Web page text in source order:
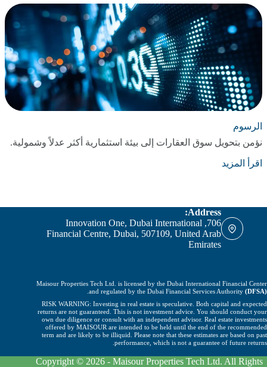
الرسوم
نؤمن بتحويل سوق العقارات إلى بيئة استثمارية أكثر عدلاً وشمولية.
اقرأ المزيد
Address:
706, Innovation One, Dubai International
Financial Centre, Dubai, 507109, United Arab
Emirates
Maisour Properties Tech Ltd. is licensed by the Dubai International Financial Center
and regulated by the Dubai Financial Services Authority (DFSA)
RISK WARNING: Investing in real estate is speculative. Both capital and expected
returns are not guaranteed. This is not investment advice. You should conduct your
own due diligence or consult with an independent advisor. Real estate investments
offered by MAISOUR are intended to be held until the end of the recommended
term and are likely to be illiquid. Please note that these estimates are based on past
performance, which is not a guarantee of future returns.
Copyright © 2026 - Maisour Properties Tech Ltd. All Rights